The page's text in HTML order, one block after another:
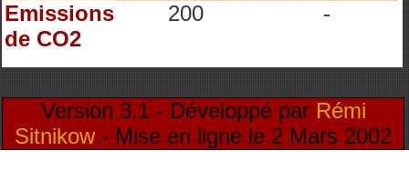
Emissions
de CO2
200 -
Version 3.1 - Développé par Rémi
Sitnikow- Mise en ligne le 2 Mars 2002